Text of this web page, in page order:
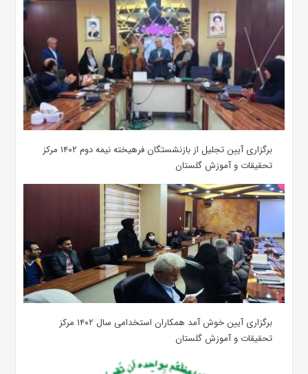
برگزاری آیین تجلیل از بازنشستگان فرهیخته نیمه دوم ۱۴۰۲ مرکز
تحقیقات و آموزش گلستان
برگزاری آیین خوش آمد همکاران استخدامی سال ۱۴۰۲ مرکز
تحقیقات و آموزش گلستان